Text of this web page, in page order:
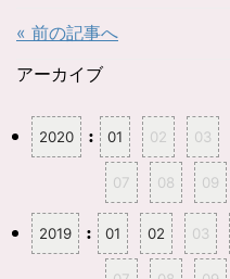
e
r
共
有
い
で
開
き
ま
す
る
し
く
だ
さ
い
(
新
し
い
ウ
« 前の記事へ
アーカイブ
2020 : 01 02 03
07 08 09
2019 : 01 02 03